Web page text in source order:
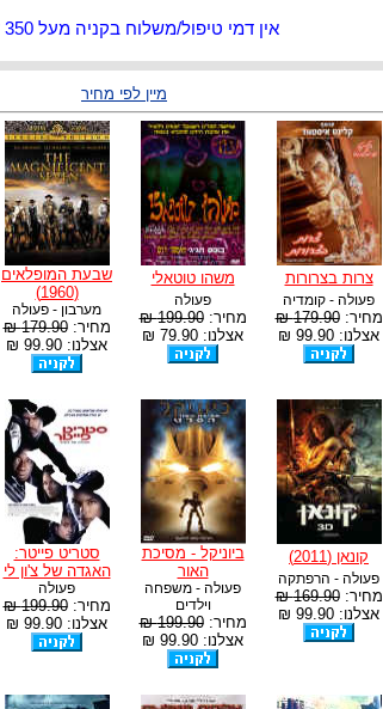
אין דמי טיפול/משלוח בקניה מעל 350 ש"ח
מיין לפי מחיר
צרות בצרורות
פעולה - קומדיה
מחיר:179.90 ₪
אצלנו: 99.90 ₪
משהו טוטאלי
פעולה
מחיר:199.90 ₪
אצלנו: 79.90 ₪
שבעת המופלאים
(1960)
מערבון - פעולה
מחיר:179.90 ₪
אצלנו: 99.90 ₪
קונאן (2011)
פעולה - הרפתקה
מחיר:169.90 ₪
אצלנו: 99.90 ₪
ביוניקל - מסיכת
האור
פעולה - משפחה
וילדים
מחיר:199.90 ₪
אצלנו: 99.90 ₪
סטריט פייטר:
האגדה של צ'ון לי
פעולה
מחיר:199.90 ₪
אצלנו: 99.90 ₪